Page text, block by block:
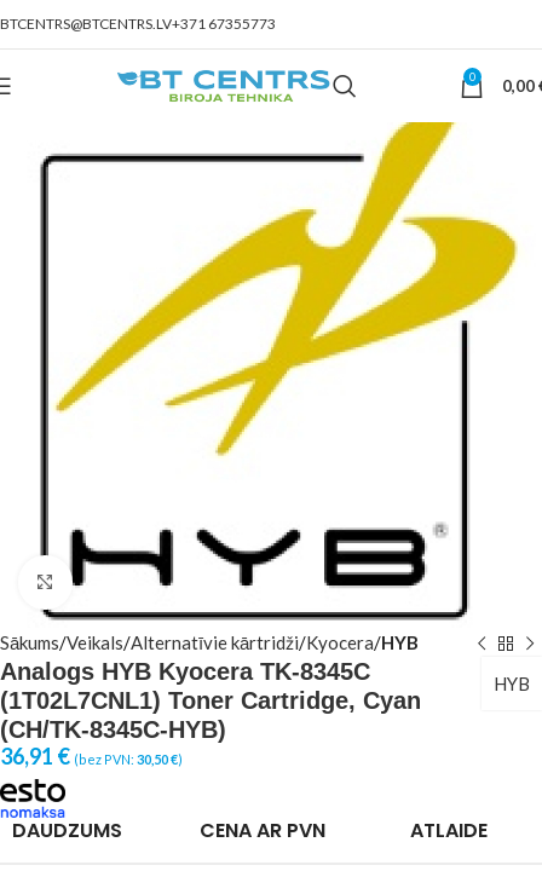
BTCENTRS@BTCENTRS.LV+371 67355773
0 0,00
Click to enlarge
Sākums Veikals Alternatīvie kārtridži Kyocera HYB
Analogs HYB Kyocera TK-8345C
(1T02L7CNL1) Toner Cartridge, Cyan
(CH/TK-8345C-HYB)
HYB
36,91 € (bez PVN: 30,50€)
DAUDZUMS CENA AR PVN ATLAIDE